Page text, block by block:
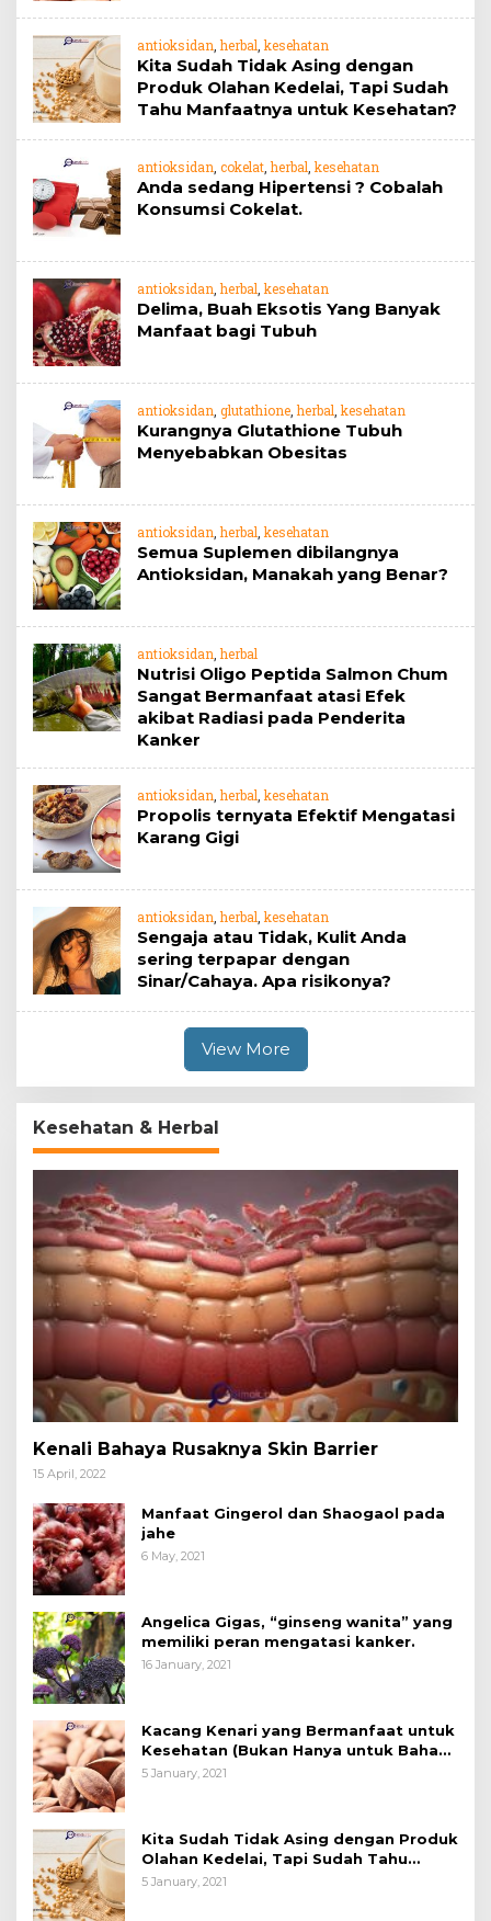
antioksidan ,herbal kesehatan
Kita Sudah Tidak Asing dengan
Produk Olahan Kedelai, Tapi Sudah
Tahu Manfaatnya untuk Kesehatan?
antioksidan cokelat ,herbal kesehatan
Anda sedang Hipertensi ? Cobalah
Konsumsi Cokelat.
antioksidan ,herbal kesehatan
Delima, Buah Eksotis Yang Banyak
Manfaat bagi Tubuh
antioksidan glutathione ,herbal kesehatan
Kurangnya Glutathione Tubuh
Menyebabkan Obesitas
antioksidan ,herbal kesehatan
Semua Suplemen dibilangnya
Antioksidan, Manakah yang Benar?
antioksidan ,herbal
Nutrisi Oligo Peptida Salmon Chum
Sangat Bermanfaat atasi Efek
akibat Radiasi pada Penderita
Kanker
antioksidan ,herbal kesehatan
Propolis ternyata Efektif Mengatasi
Karang Gigi
antioksidan ,herbal kesehatan
Sengaja atau Tidak, Kulit Anda
sering terpapar dengan
Sinar/Cahaya. Apa risikonya?
View More
Kesehatan & Herbal
Kenali Bahaya Rusaknya Skin Barrier
15 April, 2022
Manfaat Gingerol dan Shaogaol pada
jahe
6 May, 2021
Angelica Gigas, “ginseng wanita” yang
memiliki peran mengatasi kanker.
16 January, 2021
Kacang Kenari yang Bermanfaat untuk
Kesehatan (Bukan Hanya untuk Bahan
Kue)
5 January, 2021
Kita Sudah Tidak Asing dengan Produk
Olahan Kedelai, Tapi Sudah Tahu
Manfaatnya untuk Kesehatan?
5 January, 2021